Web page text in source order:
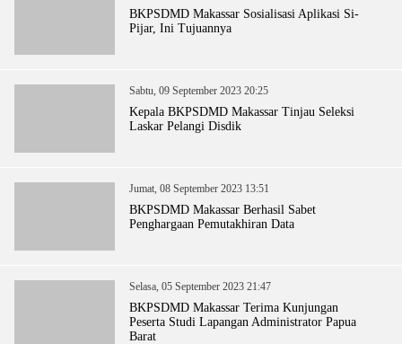
BKPSDMD Makassar Sosialisasi Aplikasi Si-
Pijar, Ini Tujuannya
Sabtu, 09 September 2023 20:25
Kepala BKPSDMD Makassar Tinjau Seleksi
Laskar Pelangi Disdik
Jumat, 08 September 2023 13:51
BKPSDMD Makassar Berhasil Sabet
Penghargaan Pemutakhiran Data
Selasa, 05 September 2023 21:47
BKPSDMD Makassar Terima Kunjungan
Peserta Studi Lapangan Administrator Papua
Barat